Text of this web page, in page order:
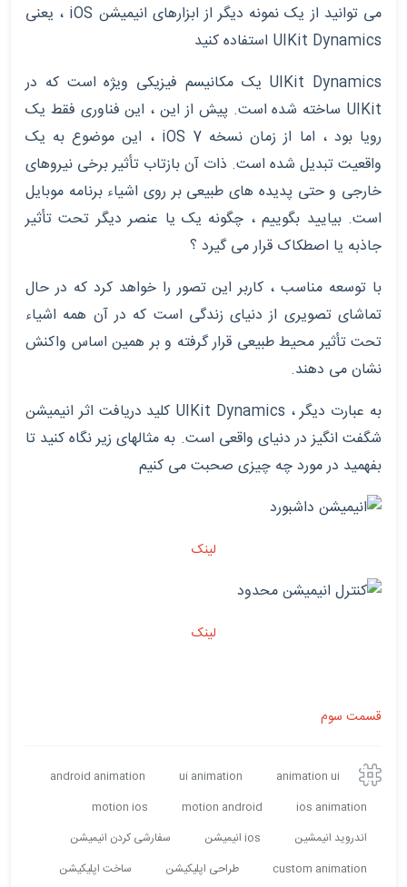
می توانید از یک نمونه دیگر از ابزارهای انیمیشن iOS ، یعنی
UIKit Dynamics استفاده کنید
UIKit Dynamics یک مکانیسم فیزیکی ویژه است که در
UIKit ساخته شده است. پیش از این ، این فناوری فقط یک
رویا بود ، اما از زمان نسخهiOS 7 ، این موضوع به یک
واقعیت تبدیل شده است. ذات آن بازتاب تأثیر برخی نیروهای
خارجی و حتی پدیده های طبیعی بر روی اشیاء برنامه موبایل
است. بیایید بگوییم ، چگونه یک یا عنصر دیگر تحت تأثیر
جاذبه یا اصطکاک قرار می گیرد ؟
با توسعه مناسب ، کاربر این تصور را خواهد کرد که در حال
تماشای تصویری از دنیای زندگی است که در آن همه اشیاء
تحت تأثیر محیط طبیعی قرار گرفته و بر همین اساس واکنش
نشان می دهند.
به عبارت دیگر ، UIKit Dynamics کلید دریافت اثر انیمیشن
شگفت انگیز در دنیای واقعی است. به مثالهای زیر نگاه کنید تا
بفهمید در مورد چه چیزی صحبت می کنیم
لینک
لینک
قسمت سوم
animation ui
ui animation
android animation
ios animation
motion android
motion ios
اندروید انیمشین
ios انیمیشن
سفارشی کردن انیمیشن
custom animation
طراحی اپلیکیشن ساخت اپلیکیشن